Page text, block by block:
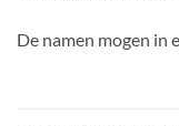
De namen mogen in